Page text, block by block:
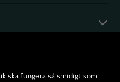
ska fungera så smidigt som